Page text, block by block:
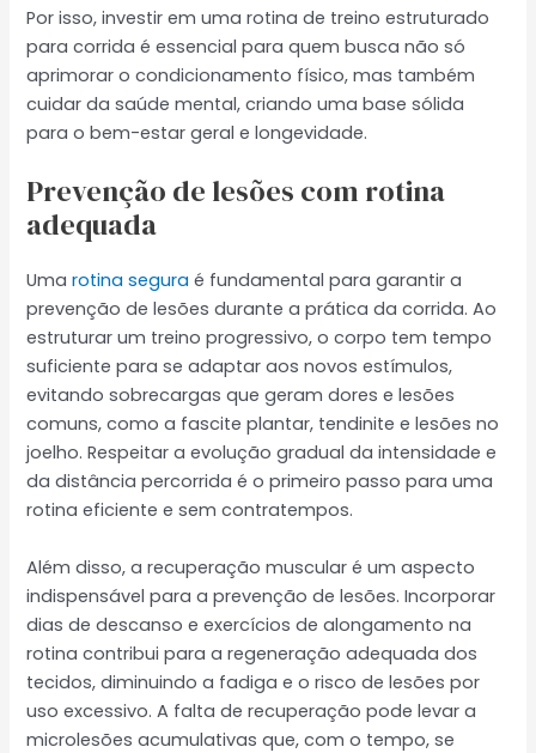
Por isso, investir em uma rotina de treino estruturado
para corrida é essencial para quem busca não só
aprimorar o condicionamento físico, mas também
cuidar da saúde mental, criando uma base sólida
para o bem-estar geral e longevidade.
Prevenção de lesões com rotina
adequada
Umarotina segura é fundamental para garantir a
prevenção de lesões durante a prática da corrida. Ao
estruturar um treino progressivo, o corpo tem tempo
suficiente para se adaptar aos novos estímulos,
evitando sobrecargas que geram dores e lesões
comuns, como a fascite plantar, tendinite e lesões no
joelho. Respeitar a evolução gradual da intensidade e
da distância percorrida é o primeiro passo para uma
rotina eficiente e sem contratempos.
Além disso, a recuperação muscular é um aspecto
indispensável para a prevenção de lesões. Incorporar
dias de descanso e exercícios de alongamento na
rotina contribui para a regeneração adequada dos
tecidos, diminuindo a fadiga e o risco de lesões por
uso excessivo. A falta de recuperação pode levar a
microlesões acumulativas que, com o tempo, se